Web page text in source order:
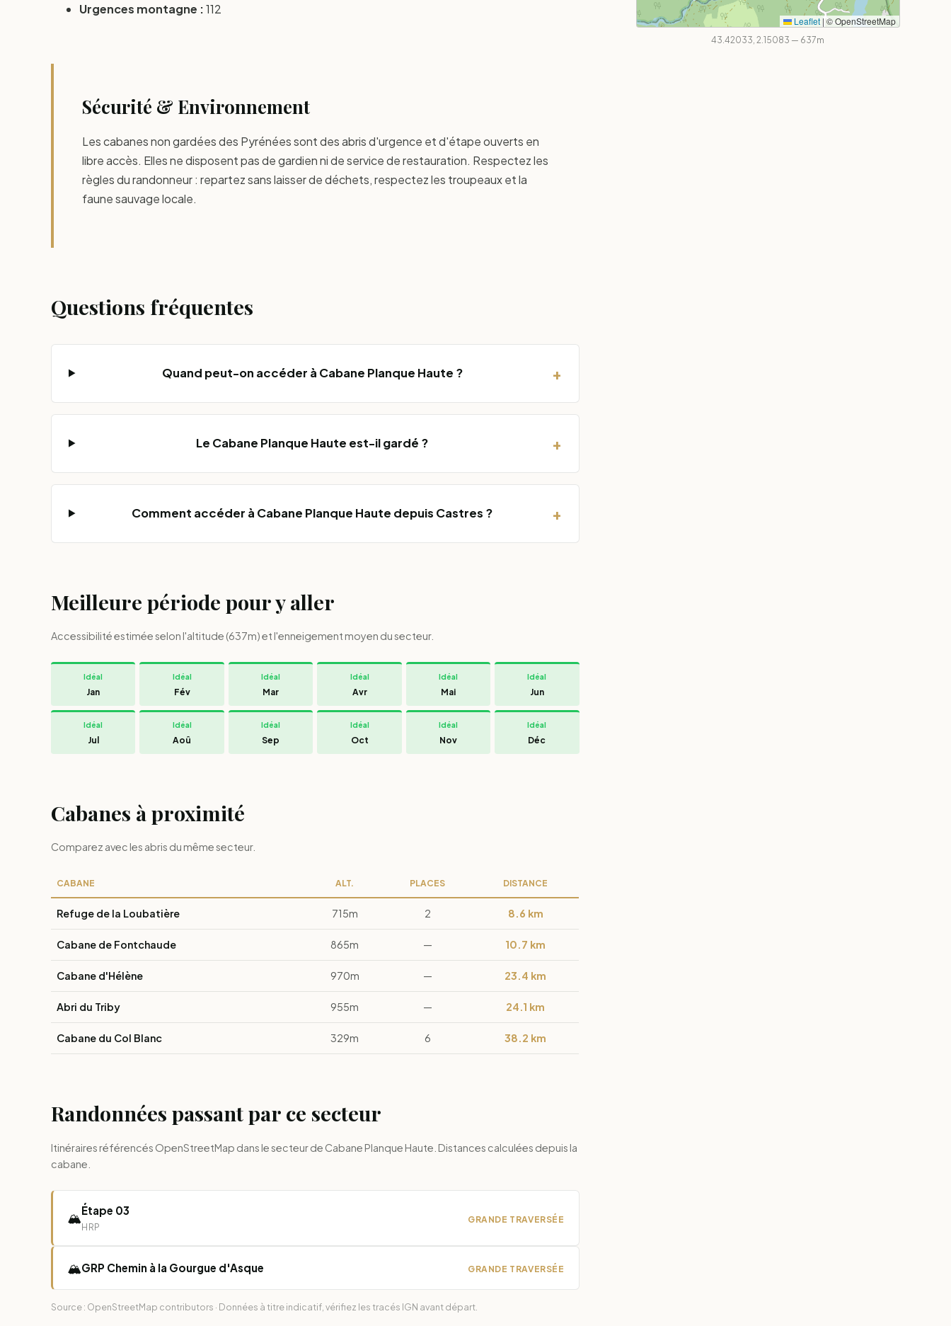
Urgences montagne :112
Sécurité & Environnement
Les cabanes non gardées des Pyrénées sont des abris d'urgence et d'étape ouverts en
libre accès. Elles ne disposent pas de gardien ni de service de restauration. Respectez les
règles du randonneur : repartez sans laisser de déchets, respectez les troupeaux et la
faune sauvage locale.
Questions fréquentes
Quand peut-on accéder à Cabane Planque Haute ? +
Le Cabane Planque Haute est-il gardé ? +
Comment accéder à Cabane Planque Haute depuis Castres ? +
Meilleure période pour y aller
Accessibilité estimée selon l'altitude (637m) et l'enneigement moyen du secteur.
Idéal
Jan
Idéal
Fév
Idéal
Mar
Idéal
Avr
Idéal
Mai
Idéal
Jun
Idéal
Jul
Idéal
Aoû
Idéal
Sep
Idéal
Oct
Idéal
Nov
Idéal
Déc
Cabanes à proximité
Comparez avec les abris du même secteur.
CABANE ALT. PLACES DISTANCE
Refuge de la Loubatière 715m 2 8.6 km
Cabane de Fontchaude 865m — 10.7 km
Cabane d'Hélène 970m — 23.4 km
Abri du Triby 955m — 24.1 km
Cabane du Col Blanc 329m 6 38.2 km
Randonnées passant par ce secteur
Itinéraires référencés OpenStreetMap dans le secteur de Cabane Planque Haute. Distances calculées depuis la
cabane.
🏔️Étape 03
HRP
GRANDE TRAVERSÉE
🏔️GRP Chemin à la Gourgue d'Asque GRANDE TRAVERSÉE
Source : OpenStreetMap contributors · Données à titre indicatif, vérifiez les tracés IGN avant départ.
Leaflet |© OpenStreetMap
43.42033, 2.15083 — 637m